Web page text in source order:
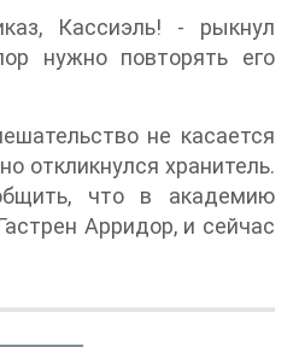
Кассиэль! - рыкнул
нужно повторять его
не касается
откликнулся хранитель.
что в академию
Арридор, и сейчас